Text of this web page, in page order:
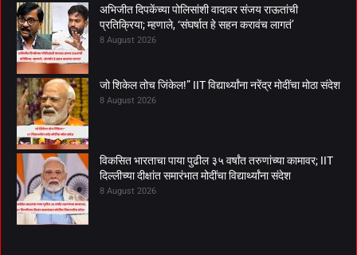
अभिजीत दिपकेंच्या पोलिसांशी वादावर संजय राऊतांची
प्रतिक्रिया; म्हणाले, ‘संघर्षात हे सहन करावंच लागतं’
8 August 2026
जो शिकेल तोच जिंकेल!” IIT विद्यार्थ्यांना नरेंद्र मोदींचा मोठा संदेश
8 August 2026
विकसित भारताचा पाया पुढील ३५ वर्षांत तरुणांच्या कामावर; IIT
दिल्लीच्या दीक्षांत समारंभात मोदींचा विद्यार्थ्यांना संदेश
8 August 2026